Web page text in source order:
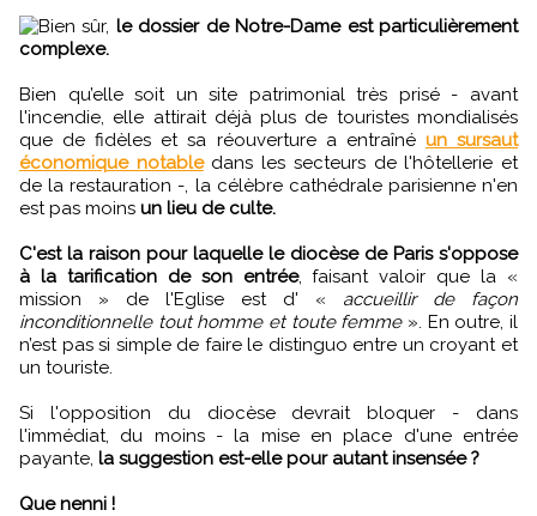
Bien sûr, le dossier de Notre-Dame est particulièrement
complexe.
Bien qu’elle soit un site patrimonial très prisé - avant
l'incendie, elle attirait déjà plus de touristes mondialisés
que de fidèles et sa réouverture a entraîné un sursaut
économique notabledans les secteurs de l'hôtellerie et
de la restauration -, la célèbre cathédrale parisienne n'en
est pas moins un lieu de culte.
C'est la raison pour laquelle le diocèse de Paris s'oppose
à la tarification de son entrée, faisant valoir que la «
mission » de l'Eglise est d' « accueillir de façon
inconditionnelle tout homme et toute femme». En outre, il
n’est pas si simple de faire le distinguo entre un croyant et
un touriste.
Si l'opposition du diocèse devrait bloquer - dans
l'immédiat, du moins - la mise en place d'une entrée
payante, la suggestion est-elle pour autant insensée ?
Que nenni !